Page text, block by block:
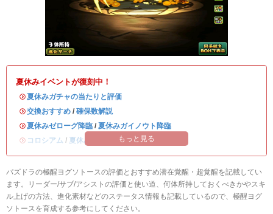
夏休みイベントが復刻中！
・夏休みガチャの当たりと評価
・交換おすすめ / 確保数解説
・夏休みゼローグ降臨 / 夏休みガイノウト降臨
・ コロシアム / 夏休みワンタッチもっと見る
パズドラの極醒ヨグソトースの評価とおすすめ潜在覚醒・超覚醒を記載してい
ます。リーダー/サブ/アシストの評価と使い道、何体所持しておくべきかやスキ
ル上げの方法、進化素材などのステータス情報も記載しているので、極醒ヨグ
ソトースを育成する参考にしてください。